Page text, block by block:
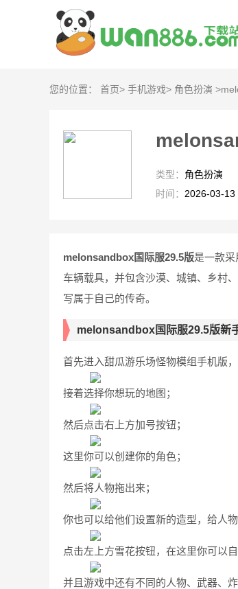
您的位置： 首页> 手机游戏> 角色扮演 >
类型： 角色扮演
时间： 2026-03-13
melonsandbox国际服29.5版是一款
车辆载具，并包含沙漠、城镇、乡村
写属于自己的传奇。
melonsandbox国际服29.5版新
首先进入甜瓜游乐场怪物模组手机版
接着选择你想玩的地图；
然后点击右上方加号按钮；
这里你可以创建你的角色；
然后将人物拖出来；
你也可以给他们设置新的造型，给人
点击左上方雪花按钮，在这里你可以自
并且游戏中还有不同的人物、武器、